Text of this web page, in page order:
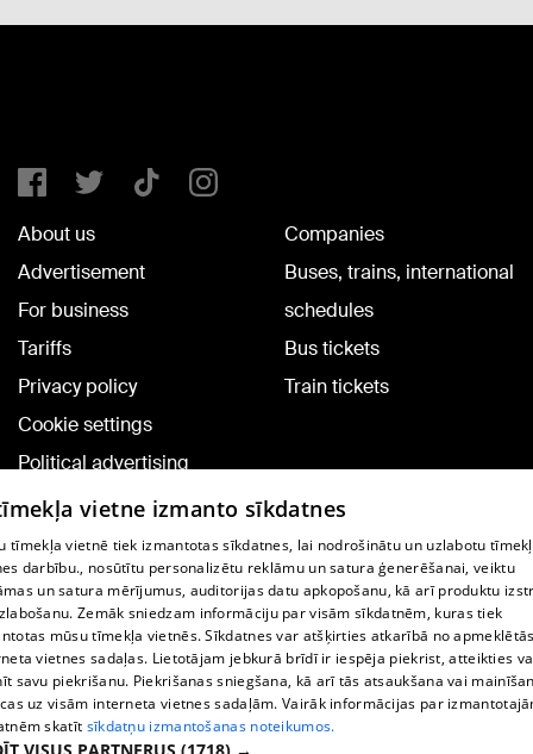
About us
Advertisement
For business
Tariffs
Privacy policy
Cookie settings
Political advertising
Cookie policy
Commenting terms
Companies
Buses, trains, international
schedules
Bus tickets
Train tickets
TV program
Contract rules
360 Ziņu kontakti
Helio Media
vietne izmanto sīkdatnes
tīmekļa vietnē tiek izmantotas sīkdatnes, lai nodrošinātu un uzlabotu
darbību., nosūtītu personalizētu reklāmu un satura ģenerēšanai, veiktu
un satura mērījumus, auditorijas datu apkopošanu, kā arī produktu
Zemāk sniedzam informāciju par visām sīkdatnēm, kuras tiek
mūsu tīmekļa vietnēs. Sīkdatnes var atšķirties atkarībā no
vietnes sadaļas. Lietotājam jebkurā brīdī ir iespēja piekrist, atteikties
savu piekrišanu. Piekrišanas sniegšana, kā arī tās atsaukšana vai
uz visām interneta vietnes sadaļām. Vairāk informācijas par
skatīt sīkdatņu izmantošanas noteikumos.